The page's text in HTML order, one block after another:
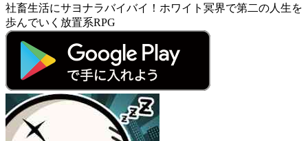
社畜生活にサヨナラバイバイ！ホワイト冥界で第二の人生を
歩んでいく放置系RPG